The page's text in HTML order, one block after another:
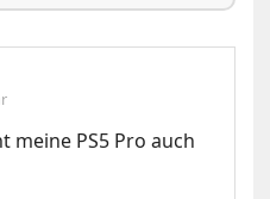
meine PS5 Pro auch